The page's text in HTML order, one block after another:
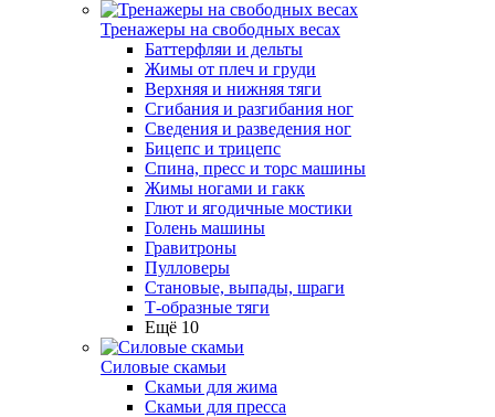
Тренажеры на свободных весах
Баттерфляи и дельты
Жимы от плеч и груди
Верхняя и нижняя тяги
Сгибания и разгибания ног
Сведения и разведения ног
Бицепс и трицепс
Спина, пресс и торс машины
Жимы ногами и гакк
Глют и ягодичные мостики
Голень машины
Гравитроны
Пулловеры
Становые, выпады, шраги
Т-образные тяги
Ещё 10
Силовые скамьи
Скамьи для жима
Скамьи для пресса